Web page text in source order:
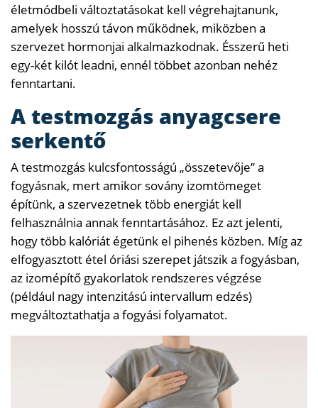
életmódbeli változtatásokat kell végrehajtanunk,
amelyek hosszú távon működnek, miközben a
szervezet hormonjai alkalmazkodnak. Ésszerű heti
egy-két kilót leadni, ennél többet azonban nehéz
fenntartani.
A testmozgás anyagcsere
serkentő
A testmozgás kulcsfontosságú „összetevője” a
fogyásnak, mert amikor sovány izomtömeget
építünk, a szervezetnek több energiát kell
felhasználnia annak fenntartásához. Ez azt jelenti,
hogy több kalóriát égetünk el pihenés közben. Míg az
elfogyasztott étel óriási szerepet játszik a fogyásban,
az izomépítő gyakorlatok rendszeres végzése
(például nagy intenzitású intervallum edzés)
megváltoztathatja a fogyási folyamatot.